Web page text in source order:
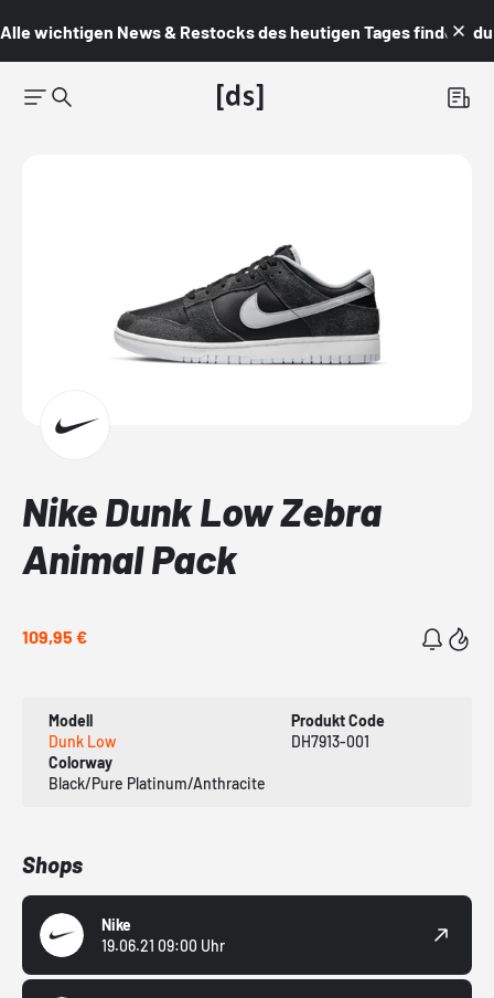
Alle wichtigen News & Restocks des heutigen Tages findest du
Nike Dunk Low Zebra
Animal Pack
109,95 €
Modell
Dunk Low
Produkt Code
DH7913-001
Colorway
Black/Pure Platinum/Anthracite
Shops
Nike
19.06.21 09:00 Uhr